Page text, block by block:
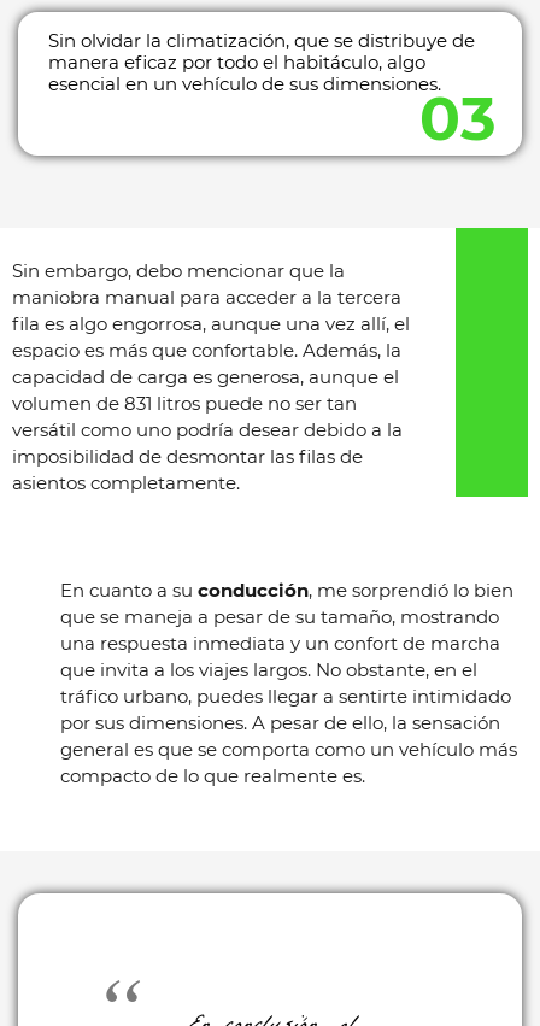
Sin olvidar la climatización, que se distribuye de
manera eficaz por todo el habitáculo, algo
esencial en un vehículo de sus dimensiones.
Sin embargo, debo mencionar que la
maniobra manual para acceder a la tercera
fila es algo engorrosa, aunque una vez allí, el
espacio es más que confortable. Además, la
capacidad de carga es generosa, aunque el
volumen de 831 litros puede no ser tan
versátil como uno podría desear debido a la
imposibilidad de desmontar las filas de
asientos completamente.
En cuanto a su conducción, me sorprendió lo bien
que se maneja a pesar de su tamaño, mostrando
una respuesta inmediata y un confort de marcha
que invita a los viajes largos. No obstante, en el
tráfico urbano, puedes llegar a sentirte intimidado
por sus dimensiones. A pesar de ello, la sensación
general es que se comporta como un vehículo más
compacto de lo que realmente es.